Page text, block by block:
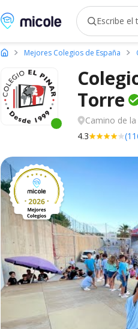
Micole, buscador de colegios
Mejores Colegios de España
Este centro ha estado
Torre
Camino de
4.3